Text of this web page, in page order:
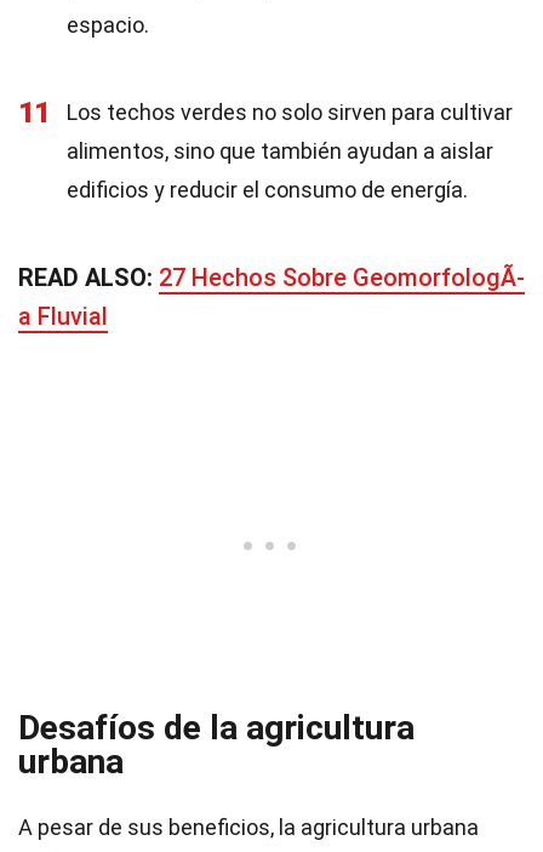
espacio.
11
Los techos verdes no solo sirven para cultivar
alimentos, sino que también ayudan a aislar
edificios y reducir el consumo de energía.
READ ALSO: 27 Hechos Sobre GeomorfologÃ­
a Fluvial
Desafíos de la agricultura
urbana
A pesar de sus beneficios, la agricultura urbana